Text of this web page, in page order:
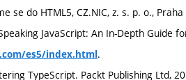
se do HTML5, CZ.NIC, z. s. p. o.,
JavaScript: An In-Depth Guide
es5/index.html.
TypeScript. Packt Publishing Ltd,